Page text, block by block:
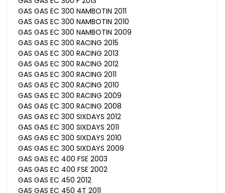
GAS GAS EC 300 NAMBOTIN 2011
GAS GAS EC 300 NAMBOTIN 2010
GAS GAS EC 300 NAMBOTIN 2009
GAS GAS EC 300 RACING 2015
GAS GAS EC 300 RACING 2013
GAS GAS EC 300 RACING 2012
GAS GAS EC 300 RACING 2011
GAS GAS EC 300 RACING 2010
GAS GAS EC 300 RACING 2009
GAS GAS EC 300 RACING 2008
GAS GAS EC 300 SIXDAYS 2012
GAS GAS EC 300 SIXDAYS 2011
GAS GAS EC 300 SIXDAYS 2010
GAS GAS EC 300 SIXDAYS 2009
GAS GAS EC 400 FSE 2003
GAS GAS EC 400 FSE 2002
GAS GAS EC 450 2012
GAS GAS EC 450 4T 2011